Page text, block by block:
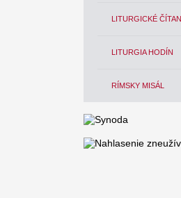
LITURGICKÉ
LITURGIA HODÍN
RÍMSKY MISÁL